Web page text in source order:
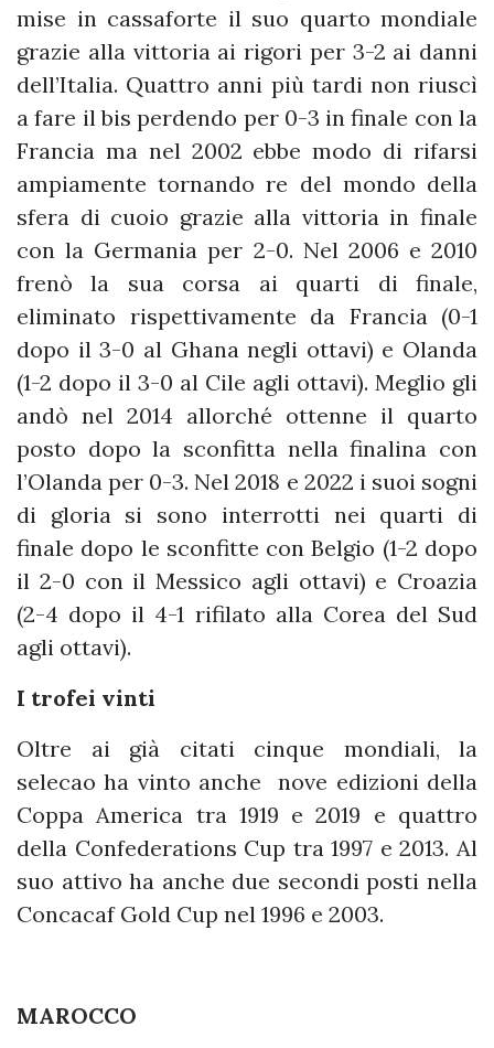
mise in cassaforte il suo quarto mondiale
grazie alla vittoria ai rigori per 3-2 ai danni
dell’Italia. Quattro anni più tardi non riuscì
a fare il bis perdendo per 0-3 in finale con la
Francia ma nel 2002 ebbe modo di rifarsi
ampiamente tornando re del mondo della
sfera di cuoio grazie alla vittoria in finale
con la Germania per 2-0. Nel 2006 e 2010
frenò la sua corsa ai quarti di finale,
eliminato rispettivamente da Francia (0-1
dopo il 3-0 al Ghana negli ottavi) e Olanda
(1-2 dopo il 3-0 al Cile agli ottavi). Meglio gli
andò nel 2014 allorché ottenne il quarto
posto dopo la sconfitta nella finalina con
l’Olanda per 0-3. Nel 2018 e 2022 i suoi sogni
di gloria si sono interrotti nei quarti di
finale dopo le sconfitte con Belgio (1-2 dopo
il 2-0 con il Messico agli ottavi) e Croazia
(2-4 dopo il 4-1 rifilato alla Corea del Sud
agli ottavi).
I trofei vinti
Oltre ai già citati cinque mondiali, la
selecao ha vinto anche nove edizioni della
Coppa America tra 1919 e 2019 e quattro
della Confederations Cup tra 1997 e 2013. Al
suo attivo ha anche due secondi posti nella
Concacaf Gold Cup nel 1996 e 2003.
MAROCCO